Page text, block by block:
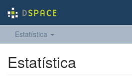
Estatística
Estatística